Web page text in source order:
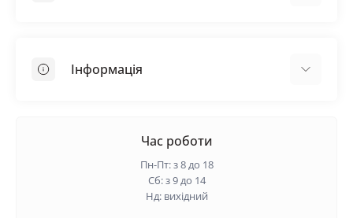
Самовирівнююча суміш
Інформація
Гарантія та повернення
Час роботи
Пн-Пт: з 8 до 18
Сб: з 9 до 14
Нд: вихідний